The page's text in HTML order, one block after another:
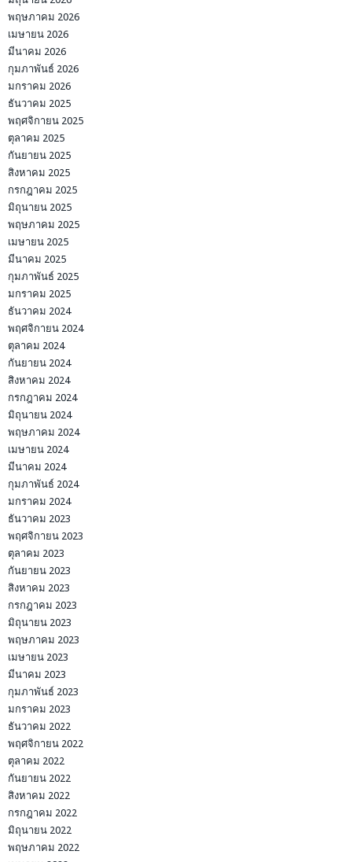
พฤษภาคม 2026
เมษายน 2026
มีนาคม 2026
กุมภาพันธ์ 2026
มกราคม 2026
ธันวาคม 2025
พฤศจิกายน 2025
ตุลาคม 2025
กันยายน 2025
สิงหาคม 2025
กรกฎาคม 2025
มิถุนายน 2025
พฤษภาคม 2025
เมษายน 2025
มีนาคม 2025
กุมภาพันธ์ 2025
มกราคม 2025
ธันวาคม 2024
พฤศจิกายน 2024
ตุลาคม 2024
กันยายน 2024
สิงหาคม 2024
กรกฎาคม 2024
มิถุนายน 2024
พฤษภาคม 2024
เมษายน 2024
มีนาคม 2024
กุมภาพันธ์ 2024
มกราคม 2024
ธันวาคม 2023
พฤศจิกายน 2023
ตุลาคม 2023
กันยายน 2023
สิงหาคม 2023
กรกฎาคม 2023
มิถุนายน 2023
พฤษภาคม 2023
เมษายน 2023
มีนาคม 2023
กุมภาพันธ์ 2023
มกราคม 2023
ธันวาคม 2022
พฤศจิกายน 2022
ตุลาคม 2022
กันยายน 2022
สิงหาคม 2022
กรกฎาคม 2022
มิถุนายน 2022
พฤษภาคม 2022